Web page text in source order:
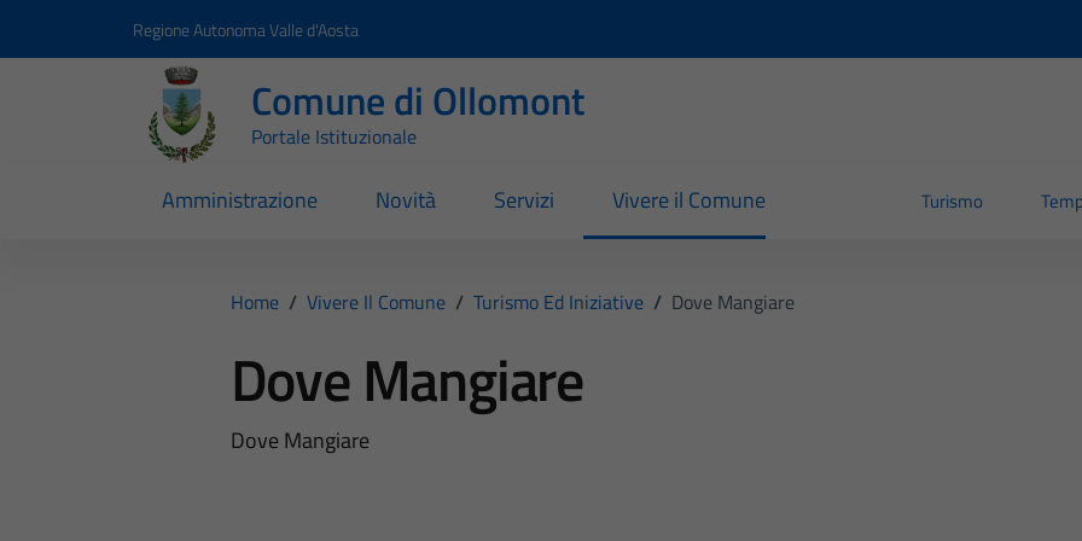
Regione Autonoma Valle d'Aosta
Comune di Ollomont
Portale Istituzionale
Amministrazione Novità Servizi Vivere il Comune Turismo
Home / Vivere Il Comune / Turismo Ed Iniziative / Dove Mangiare
Dove Mangiare
Dove Mangiare